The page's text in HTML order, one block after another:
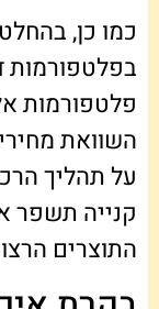
כמו כן,
בפלטפורמות
פלטפורמות
השוואת
על תהליך
קנייה תשפר
התוצרים